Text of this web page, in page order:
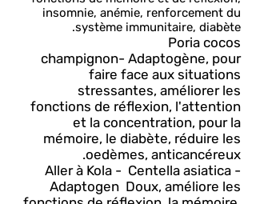
insomnie, anémie, renforcement du
système immunitaire, diabète.
Poria cocos
champignon- Adaptogène, pour
faire face aux situations
stressantes, améliorer les
fonctions de réflexion, l'attention
et la concentration, pour la
mémoire, le diabète, réduire les
oedèmes, anticancéreux.
Aller à Kola - Centella asiatica -
Adaptogen Doux, améliore les